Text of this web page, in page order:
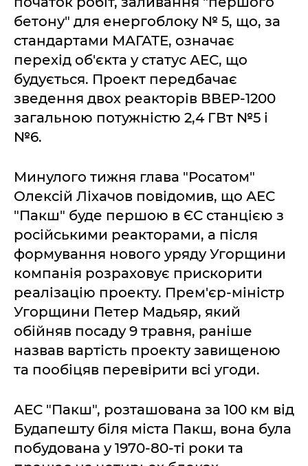
бетону" для енергоблоку № 5, що, за
стандартами МАГАТЕ, означає
перехід об'єкта у статус АЕС, що
будується. Проект передбачає
зведення двох реакторів ВВЕР-1200
загальною потужністю 2,4 ГВт №5 і
№6.
Минулого тижня глава "Росатом"
Олексій Ліхачов повідомив, що АЕС
"Пакш" буде першою в ЄС станцією з
російськими реакторами, а після
формування нового уряду Угорщини
компанія розраховує прискорити
реалізацію проекту. Прем'єр-міністр
Угорщини Петер Мадьяр, який
обійняв посаду 9 травня, раніше
назвав вартість проекту завищеною
та пообіцяв перевірити всі угоди.
АЕС "Пакш", розташована за 100 км від
Будапешту біля міста Пакш, вона була
побудована у 1970-80-ті роки та